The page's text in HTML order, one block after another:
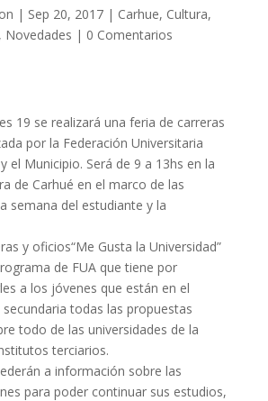
| Sep 20, 2017| Carhue, Cultura,
, Novedades | 0 Comentarios
19 se realizará una feria de carreras
por la Federación Universitaria
el Municipio. Será de 9 a 13hs en la
de Carhué en el marco de las
semana del estudiante y la
y oficios“Me Gusta la Universidad”
de FUA que tiene por
a los jóvenes que están en el
todas las propuestas
todo de las universidades de la
terciarios.
a información sobre las
para poder continuar sus estudios,